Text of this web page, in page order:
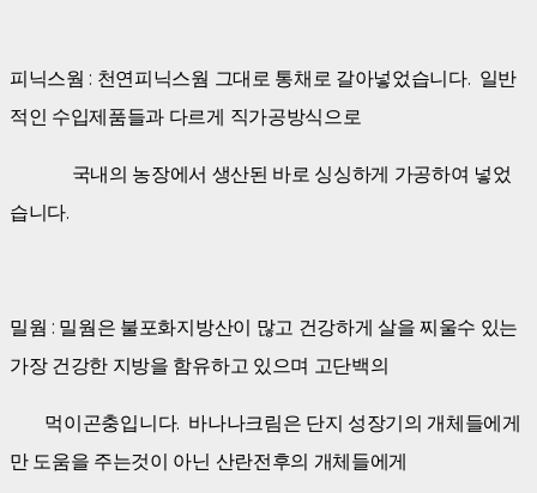
피닉스웜 : 천연피닉스웜 그대로 통채로 갈아넣었습니다. 일반
적인 수입제품들과 다르게 직가공방식으로
국내의 농장에서 생산된 바로 싱싱하게 가공하여 넣었
습니다.
밀웜 : 밀웜은 불포화지방산이 많고 건강하게 살을 찌울수 있는
가장 건강한 지방을 함유하고 있으며 고단백의
먹이곤충입니다. 바나나크림은 단지 성장기의 개체들에게
만 도움을 주는것이 아닌 산란전후의 개체들에게